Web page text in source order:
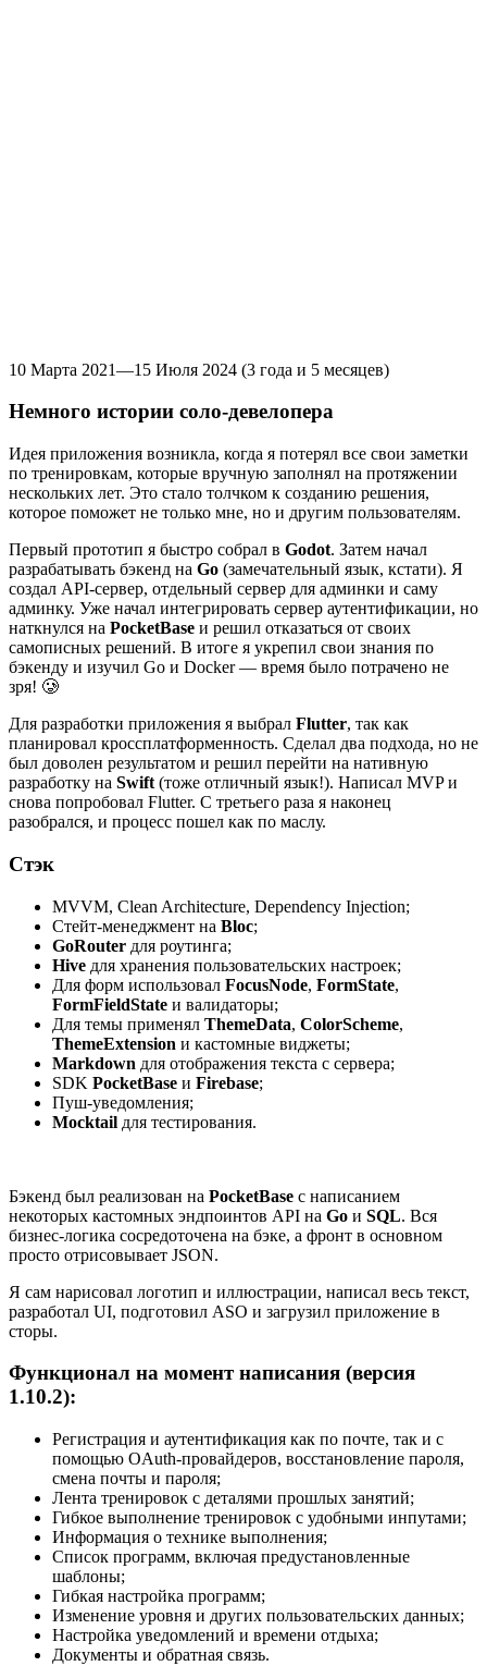
10 Марта 2021—15 Июля 2024 (3 года и 5 месяцев)
Немного истории соло-девелопера
Идея приложения возникла, когда я потерял все свои заметки
по тренировкам, которые вручную заполнял на протяжении
нескольких лет. Это стало толчком к созданию решения,
которое поможет не только мне, но и другим пользователям.
Первый прототип я быстро собрал в Godot. Затем начал
разрабатывать бэкенд на Go (замечательный язык, кстати). Я
создал API-сервер, отдельный сервер для админки и саму
админку. Уже начал интегрировать сервер аутентификации, но
наткнулся на PocketBase и решил отказаться от своих
самописных решений. В итоге я укрепил свои знания по
бэкенду и изучил Go и Docker — время было потрачено не
зря! 🥲
Для разработки приложения я выбрал Flutter, так как
планировал кроссплатформенность. Сделал два подхода, но не
был доволен результатом и решил перейти на нативную
разработку на Swift (тоже отличный язык!). Написал MVP и
снова попробовал Flutter. С третьего раза я наконец
разобрался, и процесс пошел как по маслу.
Стэк
MVVM, Clean Architecture, Dependency Injection;
Стейт-менеджмент на Bloc;
GoRouter для роутинга;
Hive для хранения пользовательских настроек;
Для форм использовал FocusNode, FormState,
FormFieldState и валидаторы;
Для темы применял ThemeData, ColorScheme,
ThemeExtension и кастомные виджеты;
Markdown для отображения текста с сервера;
SDK PocketBase и Firebase;
Пуш-уведомления;
Mocktail для тестирования.
Бэкенд был реализован на PocketBase с написанием
некоторых кастомных эндпоинтов API на Go и SQL. Вся
бизнес-логика сосредоточена на бэке, а фронт в основном
просто отрисовывает JSON.
Я сам нарисовал логотип и иллюстрации, написал весь текст,
разработал UI, подготовил ASO и загрузил приложение в
сторы.
Функционал на момент написания (версия
1.10.2):
Регистрация и аутентификация как по почте, так и с
помощью OAuth-провайдеров, восстановление пароля,
смена почты и пароля;
Лента тренировок с деталями прошлых занятий;
Гибкое выполнение тренировок с удобными инпутами;
Информация о технике выполнения;
Список программ, включая предустановленные
шаблоны;
Гибкая настройка программ;
Изменение уровня и других пользовательских данных;
Настройка уведомлений и времени отдыха;
Документы и обратная связь.